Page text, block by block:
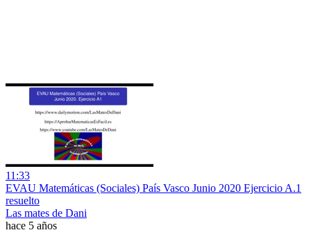
11:33
EVAU Matemáticas (Sociales) País Vasco Junio 2020 Ejercicio A.1
resuelto
Las mates de Dani
hace 5 años